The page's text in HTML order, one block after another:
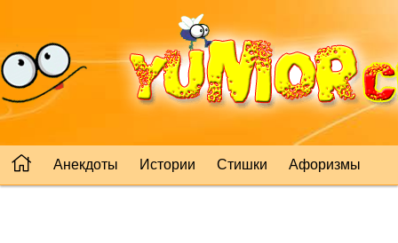
Анекдоты Истории Стишки Афоризмы